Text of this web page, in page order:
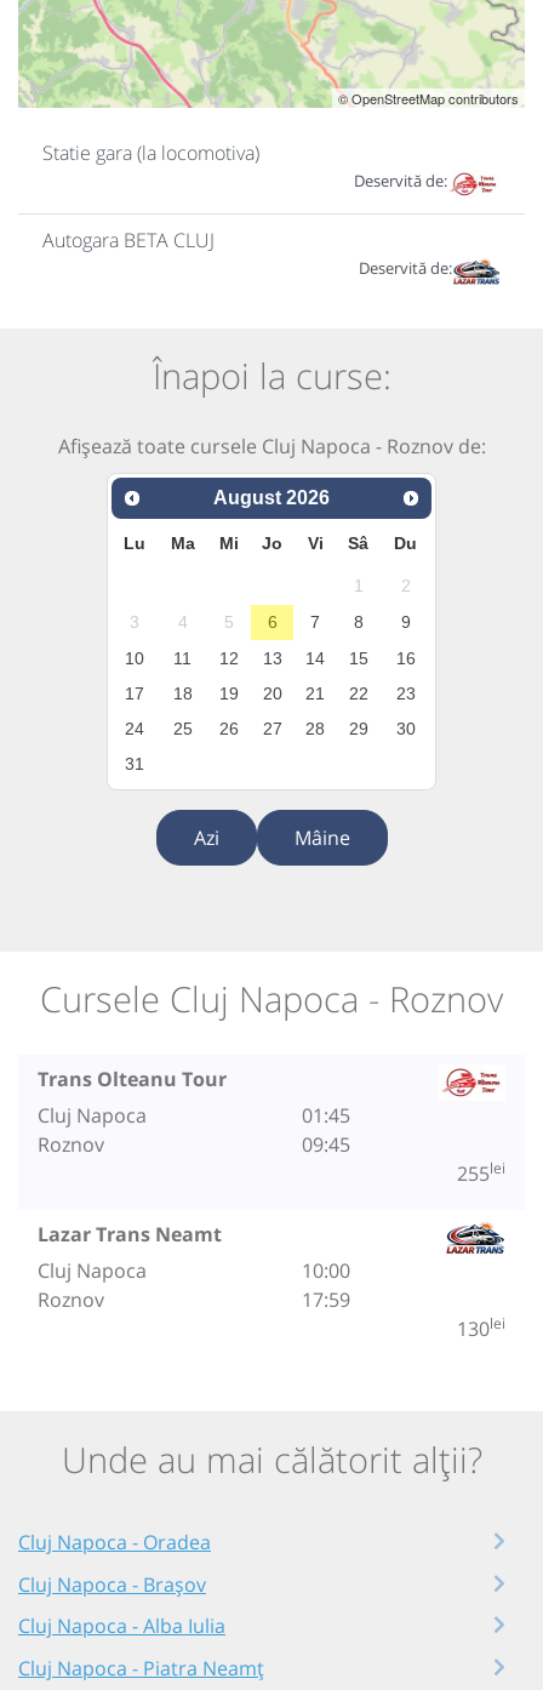
© OpenStreetMap contributors
Statie gara (la locomotiva)
Deservită de:
Autogara BETA CLUJ
Deservită de:
Înapoi la curse:
Afișează toate cursele Cluj Napoca - Roznov de:
August 2026
Lu Ma Mi Jo Vi Sâ Du
1
2
3
4 5 6 7 8
9
10
11 12 13 14 15
16
17
18 19 20 21 22
23
24
25 26 27 28 29
30
31
Azi Mâine
Cursele Cluj Napoca - Roznov
Trans Olteanu Tour
Cluj Napoca
Roznov
01:45
09:45
255lei
Lazar Trans Neamt
Cluj Napoca
Roznov
10:00
17:59
130lei
Unde au mai călătorit alții?
Cluj Napoca - Oradea
Cluj Napoca - Brașov
Cluj Napoca - Alba Iulia
Cluj Napoca - Piatra Neamț